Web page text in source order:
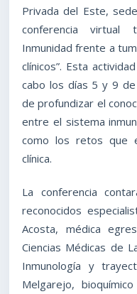
Privada del Este,
conferencia virtual
Inmunidad frente a
clínicos”. Esta
cabo los días 5 y 9
de profundizar el
entre el sistema
como los retos que
clínica.
La conferencia
reconocidos
Acosta, médica
Ciencias Médicas de
Inmunología y
Melgarejo,